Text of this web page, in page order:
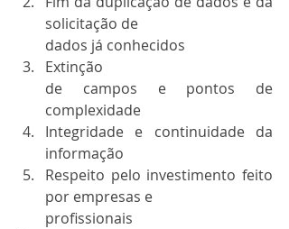
solicitação de
dados já conhecidos
Extinção
de campos e pontos de
complexidade
Integridade e continuidade da
informação
Respeito pelo investimento feito
por empresas e
profissionais